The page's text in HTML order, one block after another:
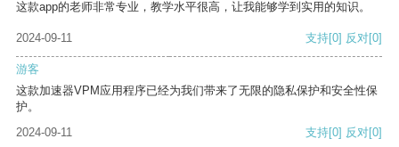
这款app的老师非常专业，教学水平很高，让我能够学到实用的知识。
2024-09-11 支持[0] 反对[0]
游客
这款加速器VPM应用程序已经为我们带来了无限的隐私保护和安全性保
护。
2024-09-11
支持[0] 反对[0]